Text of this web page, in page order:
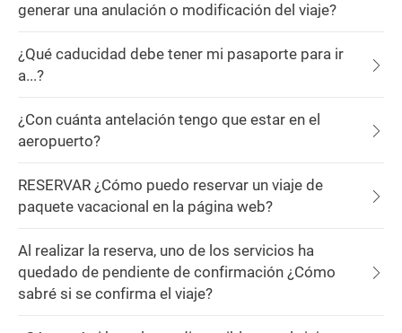
generar una anulación o modificación del viaje?
¿Qué caducidad debe tener mi pasaporte para ir
a...?
¿Con cuánta antelación tengo que estar en el
aeropuerto?
RESERVAR ¿Cómo puedo reservar un viaje de
paquete vacacional en la página web?
Al realizar la reserva, uno de los servicios ha
quedado de pendiente de confirmación ¿Cómo
sabré si se confirma el viaje?